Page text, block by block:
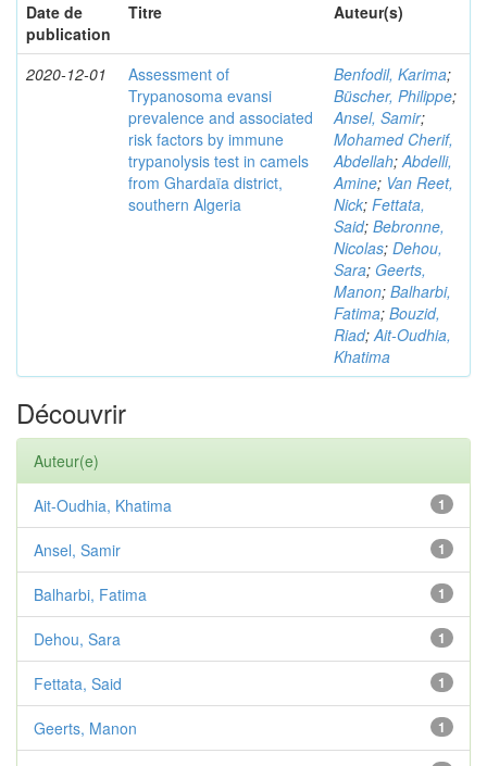
Date de
publication
Titre Auteur(s)
2020-12-01
Assessment of
Trypanosoma evansi
prevalence and associated
risk factors by immune
trypanolysis test in camels
from Ghardaïa district,
southern Algeria
Benfodil, Karima;
Büscher, Philippe;
Ansel, Samir;
Mohamed Cherif,
Abdellah;Abdelli,
Amine; Van Reet,
Nick; Fettata,
Said; Bebronne,
Nicolas; Dehou,
Sara; Geerts,
Manon; Balharbi,
Fatima; Bouzid,
Riad;Ait-Oudhia,
Khatima
Découvrir
Auteur(e)
1
Ait-Oudhia, Khatima
1
Ansel, Samir
1
Balharbi, Fatima
1
Dehou, Sara
1
Fettata, Said
1
Geerts, Manon